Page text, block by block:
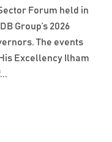
Forum held in
Group’s 2026
The events
Excellency Ilham